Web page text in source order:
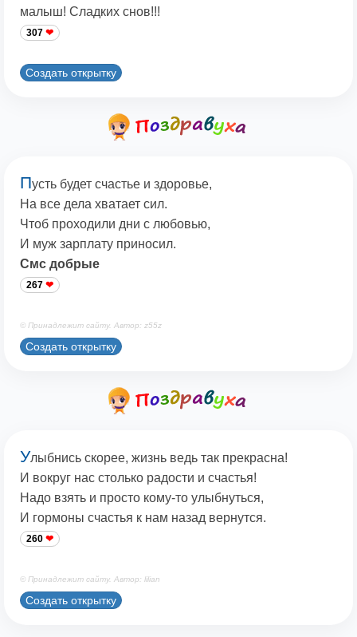
малыш! Сладких снов!!!
307
Создать открытку
Пусть будет счастье и здоровье,
На все дела хватает сил.
Чтоб проходили дни с любовью,
И муж зарплату приносил.
Смс добрые
267
© Принадлежит сайту. Автор: z55z
Создать открытку
Улыбнись скорее, жизнь ведь так прекрасна!
И вокруг нас столько радости и счастья!
Надо взять и просто кому-то улыбнуться,
И гормоны счастья к нам назад вернутся.
260
© Принадлежит сайту. Автор: lilian
Создать открытку